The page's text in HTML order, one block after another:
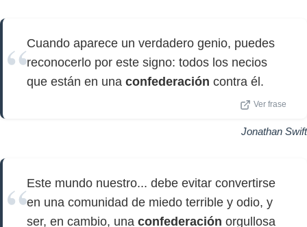
Cuando aparece un verdadero genio, puedes
reconocerlo por este signo: todos los necios
que están en una confederación contra él.
Ver frase
Jonathan Swift
Este mundo nuestro... debe evitar convertirse
en una comunidad de miedo terrible y odio, y
ser, en cambio, una confederación orgullosa